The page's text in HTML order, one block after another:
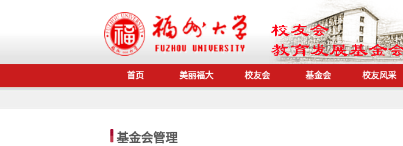
首页 美丽福大 校友会 基金会 校友风采
基金会管理